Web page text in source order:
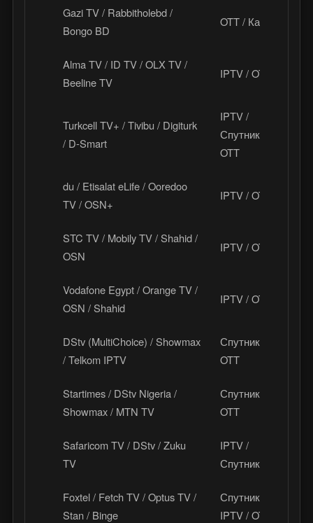
Gazi TV / Rabbitholebd /
Bongo BD
OTT / Кабель
Alma TV / ID TV / OLX TV /
Beeline TV
IPTV / OTT
Turkcell TV+ / Tivibu / Digiturk
/ D-Smart
IPTV /
Спутник /
OTT
du / Etisalat eLife / Ooredoo
TV / OSN+
IPTV / OTT
STC TV / Mobily TV / Shahid /
OSN
IPTV / OTT
Vodafone Egypt / Orange TV /
OSN / Shahid
IPTV / OTT
DStv (MultiChoice) / Showmax
/ Telkom IPTV
Спутник /
OTT
Startimes / DStv Nigeria /
Showmax / MTN TV
Спутник /
OTT
Safaricom TV / DStv / Zuku
TV
IPTV /
Спутник
Foxtel / Fetch TV / Optus TV /
Stan / Binge
Спутник /
IPTV / OTT